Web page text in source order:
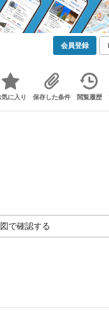
会員登録
気に入り 保存した条件 閲覧履歴
で確認する